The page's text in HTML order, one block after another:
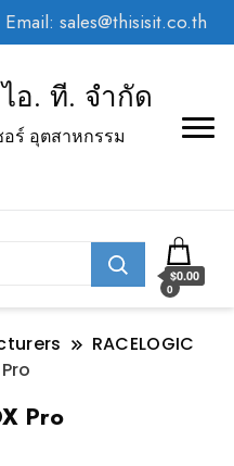
Email: sales@thisisit.co.th
อ. ที. จำกัด
ร์ อุตสาหกรรม
0
$0.00
RACELOGIC
Pro